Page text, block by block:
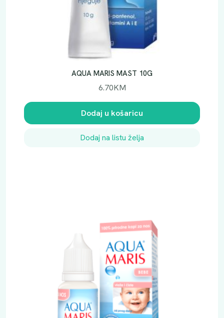
AQUA MARIS MAST 10G
6.70KM
Dodaj u košaricu
Dodaj na listu želja